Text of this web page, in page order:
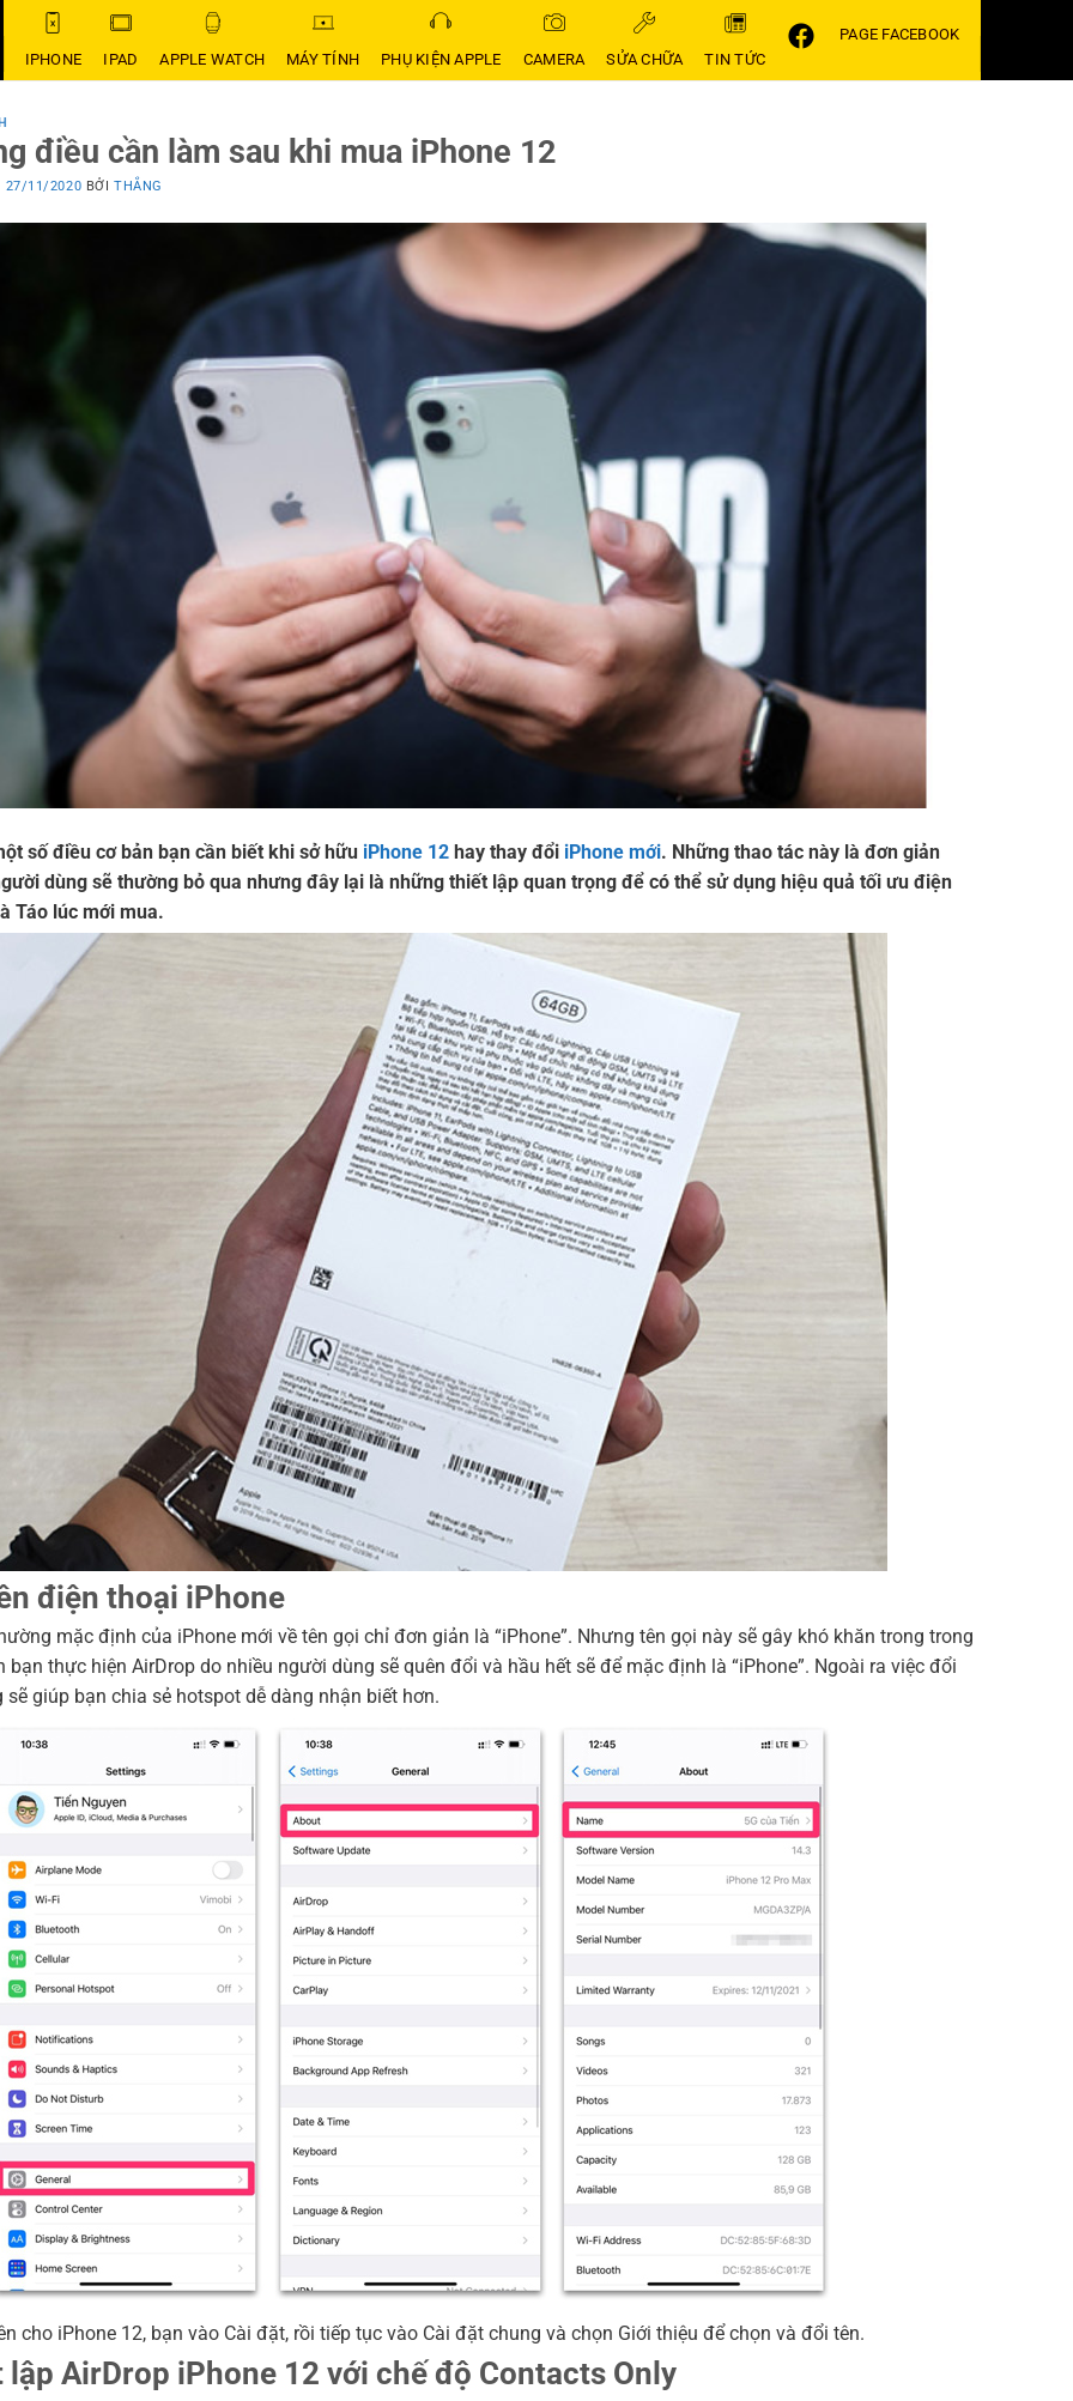
IPHONE IPAD APPLE WATCH MÁY TÍNH PHỤ KIỆN APPLE CAMERA SỬA CHỮA TIN TỨC
PAGE FACEBOOK
điều cần làm sau khi mua iPhone 12
27/11/2020 BỞI THẮNG
số điều cơ bản bạn cần biết khi sở hữu iPhone 12hay thay đổi iPhone mới. Những thao tác này là đơn giản
dùng sẽ thường bỏ qua nhưng đây lại là những thiết lập quan trọng để có thể sử dụng hiệu quả tối ưu điện
Táo lúc mới mua.
điện thoại iPhone
mặc định của iPhone mới về tên gọi chỉ đơn giản là “iPhone”. Nhưng tên gọi này sẽ gây khó khăn trong trong
bạn thực hiện AirDrop do nhiều người dùng sẽ quên đổi và hầu hết sẽ để mặc định là “iPhone”. Ngoài ra việc đổi
sẽ giúp bạn chia sẻ hotspot dễ dàng nhận biết hơn.
cho iPhone 12, bạn vào Cài đặt, rồi tiếp tục vào Cài đặt chung và chọn Giới thiệu để chọn và đổi tên.
lập AirDrop iPhone 12 với chế độ Contacts Only